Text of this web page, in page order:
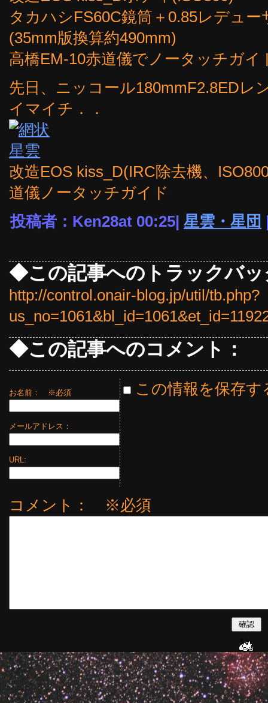
タカハシFS60C鏡筒＋0.85レデュ
(35mm版換算約490mm)
高橋EM-10赤道儀でノータッチガイ
先日、ニッコール180mmF2.8EDレ
イマイチ．．
改造EOS kiss_D(IRC除去機、
道儀ノータッチガイド
投稿者：Ken28at 00:25| 星雲・星団
◆この記事へのトラックバッ
http://control.onair-blog.jp/util/tb.php?
◆この記事へのコメント：
お名前： ※必須
メールアドレス：
URL:
この情報を保存す
コメント： ※必須